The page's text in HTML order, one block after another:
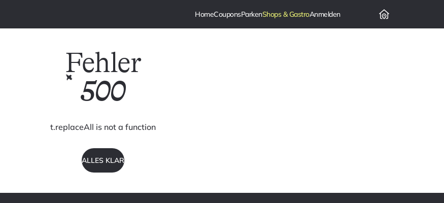
Fehler
500
t.replaceAll is not a function
ALLES KLAR